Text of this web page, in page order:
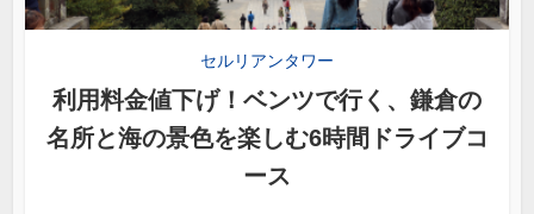
セルリアンタワー
利用料金値下げ！ベンツで行く、鎌倉の
名所と海の景色を楽しむ6時間ドライブコ
ース